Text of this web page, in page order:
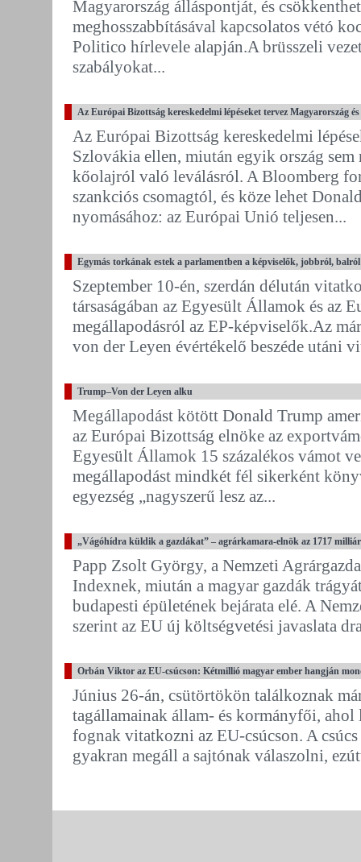
Magyarország álláspontját, és
meghosszabbításával kapcsolatos vétó
Politico hírlevele alapján.A brüsszeli
szabályokat...
Az Európai Bizottság kereskedelmi lépéseket tervez Magyarország
Az Európai Bizottság kereskedelmi
Szlovákia ellen, miután egyik ország
kőolajról való leválásról. A Bloomberg
szankciós csomagtól, és köze lehet
nyomásához: az Európai Unió teljesen...
Egymás torkának estek a parlamentben a képviselők, jobbról,
Szeptember 10-én, szerdán délután
társaságában az Egyesült Államok és az
megállapodásról az EP-képviselők.Az
von der Leyen évértékelő beszéde utáni
Trump–Von der Leyen alku
Megállapodást kötött Donald Trump
az Európai Bizottság elnöke az
Egyesült Államok 15 százalékos vámot
megállapodást mindkét fél sikerként
egyezség „nagyszerű lesz az...
„Vágóhídra küldik a gazdákat” – agrárkamara-elnök az 1717
Papp Zsolt György, a Nemzeti
Indexnek, miután a magyar gazdák
budapesti épületének bejárata elé. A
szerint az EU új költségvetési javaslata
Orbán Viktor az EU-csúcson: Kétmillió magyar ember hangján
Június 26-án, csütörtökön találkoznak
tagállamainak állam- és kormányfői,
fognak vitatkozni az EU-csúcson. A
gyakran megáll a sajtónak válaszolni,